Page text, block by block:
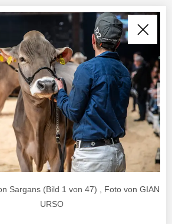
Sargans (Bild 1 von 47) , Foto von
URSO